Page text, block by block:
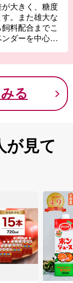
が大きく、糖度
。また雄大な
料配合までこ
ダーを中心と
る
が見て